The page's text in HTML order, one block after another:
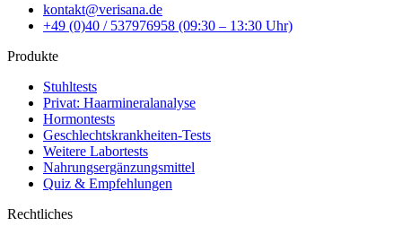
kontakt@verisana.de
+49 (0)40 / 537976958 (09:30 – 13:30 Uhr)
Produkte
Stuhltests
Privat: Haarmineralanalyse
Hormontests
Geschlechtskrankheiten-Tests
Weitere Labortests
Nahrungsergänzungsmittel
Quiz & Empfehlungen
Rechtliches